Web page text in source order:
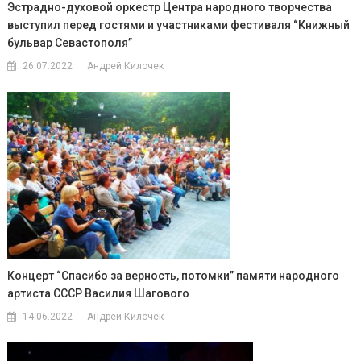
Эстрадно-духовой оркестр Центра народного творчества
выступил перед гостями и участниками фестиваля “Книжный
бульвар Севастополя”
26.07.2022 Андрей Килочек
Концерт “Спасибо за верность, потомки” памяти народного
артиста СССР Василия Шагового
14.06.2022 Андрей Килочек